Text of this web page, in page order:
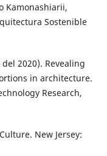
Kamonashiarii,
Sostenible
2020). Revealing
in architecture.
Research,
New Jersey: